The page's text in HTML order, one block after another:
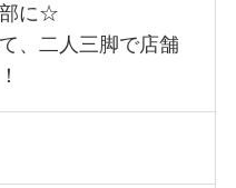
部に☆
、二人三脚で店舗